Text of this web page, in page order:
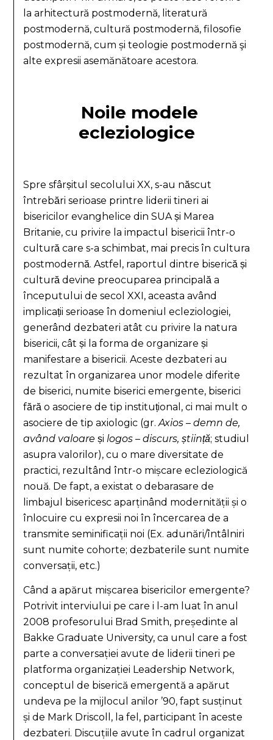
la arhitectură postmodernă, literatură
postmodernă, cultură postmodernă, filosofie
postmodernă, cum și teologie postmodernă şi
alte expresii asemănătoare acestora.
Noile modele
ecleziologice
Spre sfârșitul secolului XX, s-au născut
întrebări serioase printre liderii tineri ai
bisericilor evanghelice din SUA și Marea
Britanie, cu privire la impactul bisericii într-o
cultură care s-a schimbat, mai precis în cultura
postmodernă. Astfel, raportul dintre biserică și
cultură devine preocuparea principală a
începutului de secol XXI, aceasta având
implicații serioase în domeniul ecleziologiei,
generând dezbateri atât cu privire la natura
bisericii, cât și la forma de organizare și
manifestare a bisericii. Aceste dezbateri au
rezultat în organizarea unor modele diferite
de biserici, numite biserici emergente, biserici
fără o asociere de tip instituțional, ci mai mult o
asociere de tip axiologic (gr.Axios –demn de,
având valoare șilogos –discurs, știință; studiul
asupra valorilor), cu o mare diversitate de
practici, rezultând într-o mișcare ecleziologică
nouă. De fapt, a existat o debarasare de
limbajul bisericesc aparținând modernității și o
înlocuire cu expresii noi în încercarea de a
transmite seminificații noi (Ex. adunări/întâlniri
sunt numite cohorte; dezbaterile sunt numite
conversații, etc.)
Când a apărut mișcarea bisericilor emergente?
Potrivit interviului pe care i l-am luat în anul
2008 profesorului Brad Smith, președinte al
Bakke Graduate University, ca unul care a fost
parte a conversației avute de liderii tineri pe
platforma organizației Leadership Network,
conceptul de biserică emergentă a apărut
undeva pe la mijlocul anilor ’90, fapt susținut
și de Mark Driscoll, la fel, participant în aceste
dezbateri. Discuțiile avute în cadrul organizat